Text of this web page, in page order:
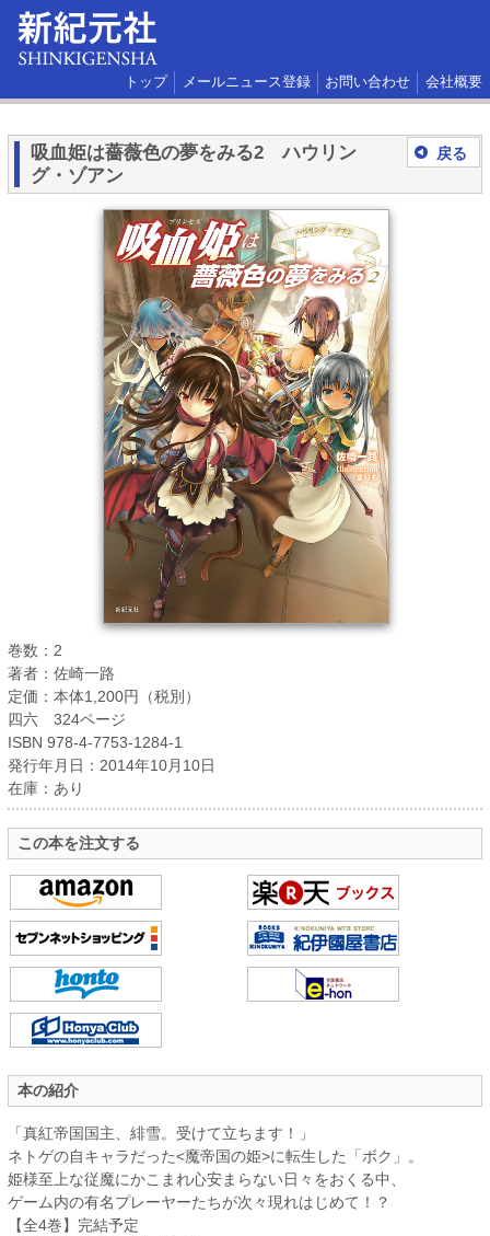
トップ メールニュース登録 お問い合わせ 会社概要
戻る
吸血姫は薔薇色の夢をみる2 ハウリン
グ・ゾアン
巻数：2
著者：佐崎一路
定価：本体1,200円（税別）
四六 324ページ
ISBN 978-4-7753-1284-1
発行年月日：2014年10月10日
在庫：あり
この本を注文する
本の紹介
「真紅帝国国主、緋雪。受けて立ちます！」
ネトゲの自キャラだった<魔帝国の姫>に転生した「ボク」。
姫様至上な従魔にかこまれ心安まらない日々をおくる中、
ゲーム内の有名プレーヤーたちが次々現れはじめて！？
【全4巻】完結予定